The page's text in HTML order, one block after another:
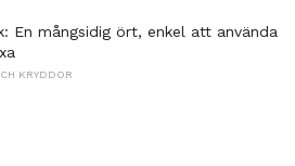
En mångsidig ört, enkel att använda
KRYDDOR